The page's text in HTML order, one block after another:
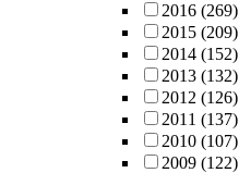
2016 (269)
2015 (209)
2014 (152)
2013 (132)
2012 (126)
2011 (137)
2010 (107)
2009 (122)